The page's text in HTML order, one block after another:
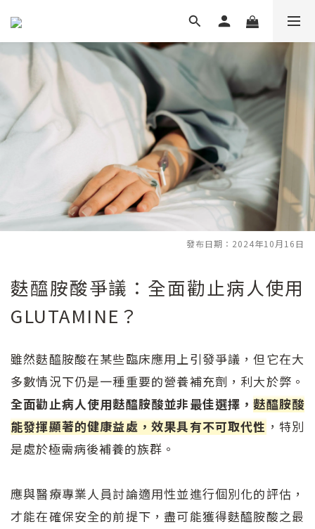
發布日期：2024年10月16日
麩醯胺酸爭議：全面勸止病人使用
GLUTAMINE？
雖然麩醯胺酸在某些臨床應用上引發爭議，但它在大
多數情況下仍是一種重要的營養補充劑，利大於弊。
全面勸止病人使用麩醯胺酸並非最佳選擇，麩醯胺酸
能發揮顯著的健康益處，效果具有不可取代性 ，特別
是處於極需病後補養的族群。
應與醫療專業人員討論適用性並進行個別化的評估，
才能在確保安全的前提下，盡可能獲得麩醯胺酸之最